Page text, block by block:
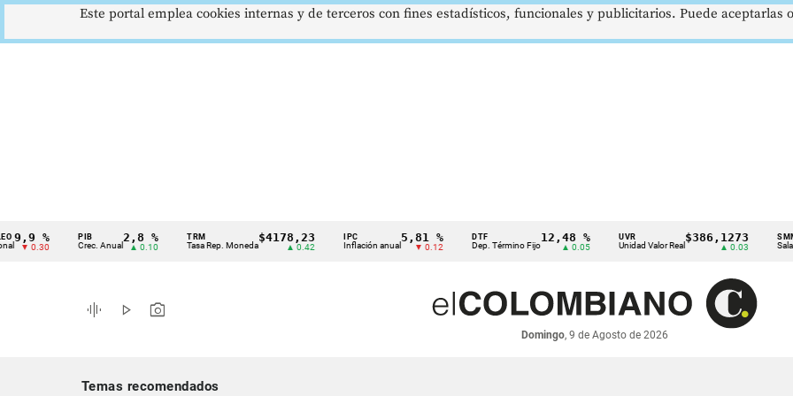
Cintillo
indicadores
económicos
% PIB
Crec. Anual
2,8 %
▲ 0.10
TRM
Tasa Rep. Moneda
$4178,23
▲ 0.42
IPC
Inflación anual
5,81 %
▼ 0.12
DTF
Dep. Término Fijo
12,48 %
▲ 0.05
UVR
Unidad Valor Real
$386,1273 SMMLV
Salario
graphic_eq play_arrow photo_camera
Domingo, 9 de Agosto de 2026
Temas recomendados
Este portal emplea cookies internas y de terceros con fines estadísticos, funcionales y publicitarios. Puede aceptarlas